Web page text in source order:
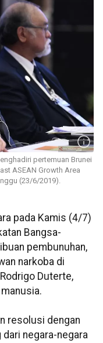
pertemuan Brunei
ASEAN Growth Area
(23/6/2019).
pada Kamis (4/7)
Bangsa-
pembunuhan,
narkoba di
Duterte,
resolusi dengan
negara-negara